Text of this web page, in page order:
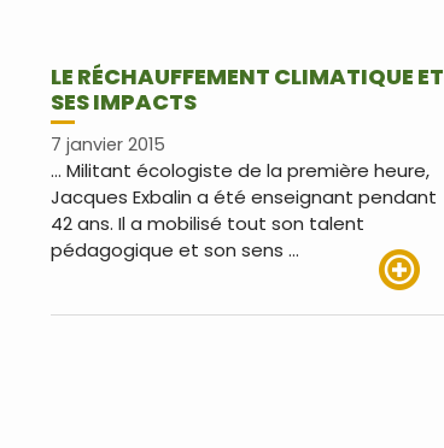
LE RÉCHAUFFEMENT CLIMATIQUE ET
SES IMPACTS
7 janvier 2015
… Militant écologiste de la première heure,
Jacques Exbalin a été enseignant pendant
42 ans. Il a mobilisé tout son talent
pédagogique et son sens …